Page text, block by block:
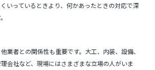
いっているときより、何かあったときの対応で深
業者との関係性も重要です。大工、内装、設備、
会社など、現場にはさまざまな立場の人がいま